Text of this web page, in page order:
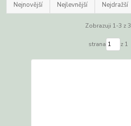
Nejnovější Nejlevnější Nejdražší
Zobrazuji 1-3 z 3
strana z 1